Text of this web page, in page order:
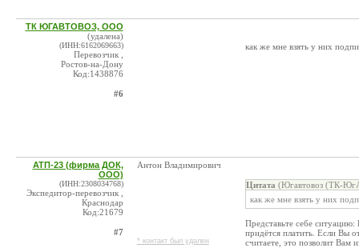
ТК ЮГАВТОВОЗ, ООО
(удалена)
(ИНН:6162069663)
Перевозчик ,
Ростов-на-Дону
Код:1438876
#6
как же мне взять у них
АТП-23 (фирма ДОК,
ООО)
(ИНН:2308034768)
Экспедитор-перевозчик ,
Краснодар
Код:21679
#7
Антон Владимирович
* контакт был удален
Цитата (Югавтовоз (ТК-
как же мне взять у них
Представьте себе
придётся платить. Если Вы
считаете, это позволит Вам